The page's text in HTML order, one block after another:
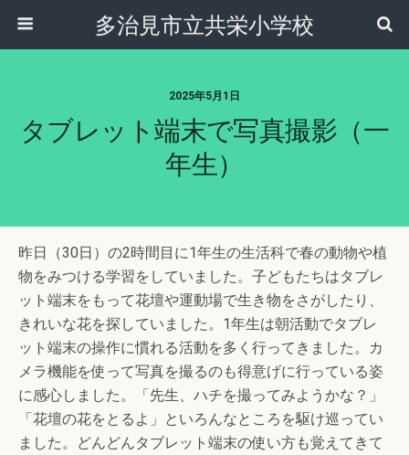
多治見市立共栄小学校
2025年5月1日
タブレット端末で写真撮影（一
年生）
昨日（30日）の2時間目に1年生の生活科で春の動物や植
物をみつける学習をしていました。子どもたちはタブレ
ット端末をもって花壇や運動場で生き物をさがしたり、
きれいな花を探していました。1年生は朝活動でタブレ
ット端末の操作に慣れる活動を多く行ってきました。カ
メラ機能を使って写真を撮るのも得意げに行っている姿
に感心しました。「先生、ハチを撮ってみようかな？」
「花壇の花をとるよ」といろんなところを駆け巡ってい
ました。どんどんタブレット端末の使い方も覚えてきて